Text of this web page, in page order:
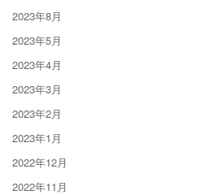
2023年8月
2023年5月
2023年4月
2023年3月
2023年2月
2023年1月
2022年12月
2022年11月